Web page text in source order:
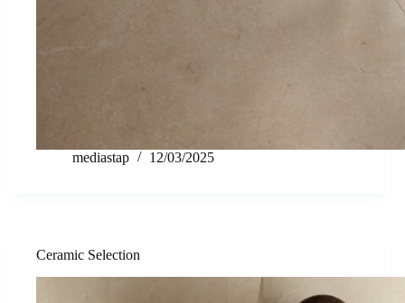
mediastap 12/03/2025
Ceramic Selection